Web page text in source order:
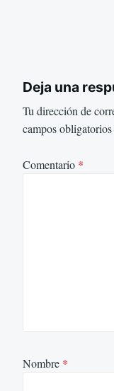
Deja una
Tu dirección de
campos
Comentario *
Nombre *